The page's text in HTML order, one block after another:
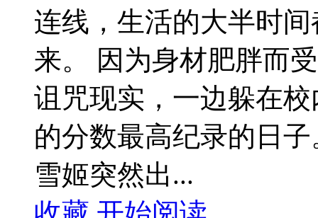
连线，生活的大半时
来。 因为身材肥胖而
诅咒现实，一边躲在
的分数最高纪录的日
雪姬突然出...